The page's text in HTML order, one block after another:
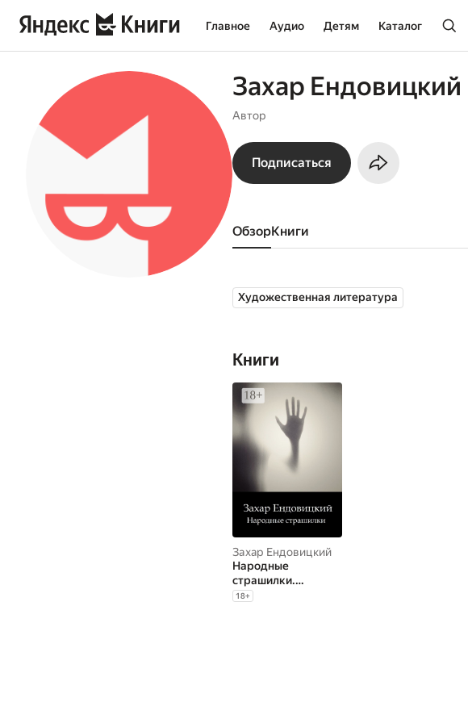
Главное Аудио Детям Каталог
Захар Ендовицкий
Автор
Подписаться
Обзор книги
Художественная литература
Книги
Захар Ендовицкий
Народные
страшилки.
Основано на
18+